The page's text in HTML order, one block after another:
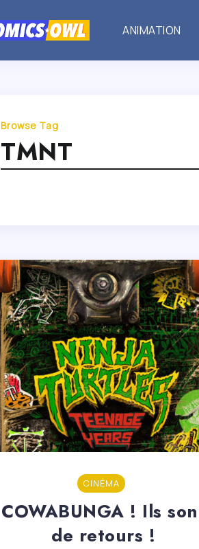
ANIMATION
Browse Tag
TMNT
CINÉMA
COWABUNGA ! Ils
de retours !